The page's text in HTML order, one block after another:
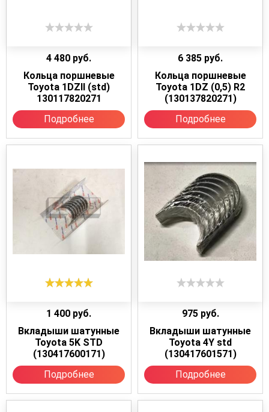
4 480 руб.
Кольца поршневые
Toyota 1DZII (std)
130117820271
Подробнее
6 385 руб.
Кольца поршневые
Toyota 1DZ (0,5) R2
(130137820271)
Подробнее
1 400 руб.
Вкладыши шатунные
Toyota 5K STD
(130417600171)
Подробнее
975 руб.
Вкладыши шатунные
Toyota 4Y std
(130417601571)
Подробнее